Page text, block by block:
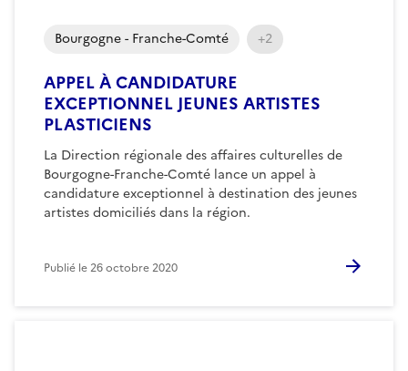
APPEL À CANDIDATURE
EXCEPTIONNEL JEUNES ARTISTES
PLASTICIENS
La Direction régionale des affaires culturelles de
Bourgogne-Franche-Comté lance un appel à
candidature exceptionnel à destination des jeunes
artistes domiciliés dans la région.
Bourgogne - Franche-Comté +2
Publié le26 octobre 2020